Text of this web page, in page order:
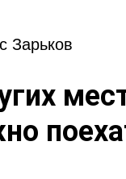
Зарьков